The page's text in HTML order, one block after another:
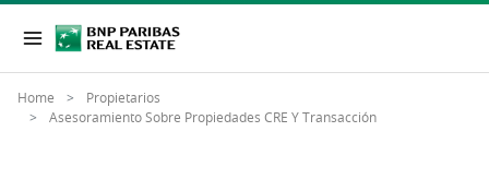
Home
Propietarios
Asesoramiento Sobre Propiedades CRE Y Transacción